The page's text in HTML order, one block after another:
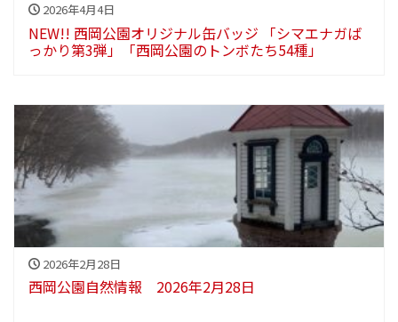
2026年4月4日
NEW!! 西岡公園オリジナル缶バッジ 「シマエナガば
っかり第3弾」「西岡公園のトンボたち54種」
2026年2月28日
西岡公園自然情報 2026年2月28日